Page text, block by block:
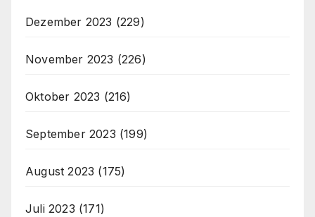
Dezember 2023 (229)
November 2023 (226)
Oktober 2023 (216)
September 2023 (199)
August 2023 (175)
Juli 2023 (171)